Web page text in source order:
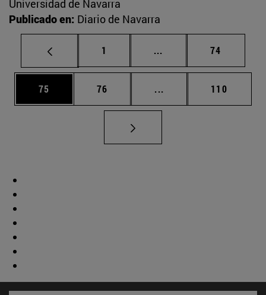
Universidad de Navarra
Publicado en: Diario de Navarra
Página
1 ... Páginas intermedias
Página
74
Página
75 Página
76 ... Páginas intermedias
Página
110